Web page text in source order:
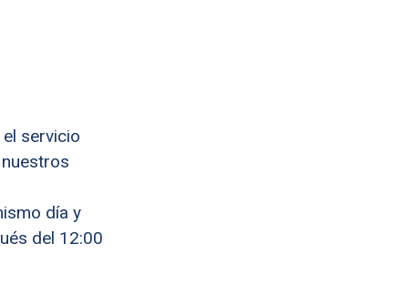
servicio
día y
del 12:00